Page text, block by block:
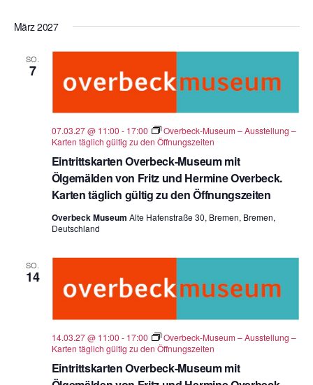
März 2027
SO.
7
Eintrittskarten Overbeck-Museum mit
Ölgemälden von Fritz und Hermine Overbeck.
Karten täglich gültig zu den Öffnungszeiten
07.03.27 @ 11:00 - 17:00
Overbeck-Museum – Ausstellung –
Karten täglich gültig zu den Öffnungszeiten
Overbeck Museum Alte Hafenstraße 30, Bremen, Bremen,
Deutschland
SO.
14
Eintrittskarten Overbeck-Museum mit
14.03.27 @ 11:00 - 17:00
Overbeck-Museum – Ausstellung –
Karten täglich gültig zu den Öffnungszeiten